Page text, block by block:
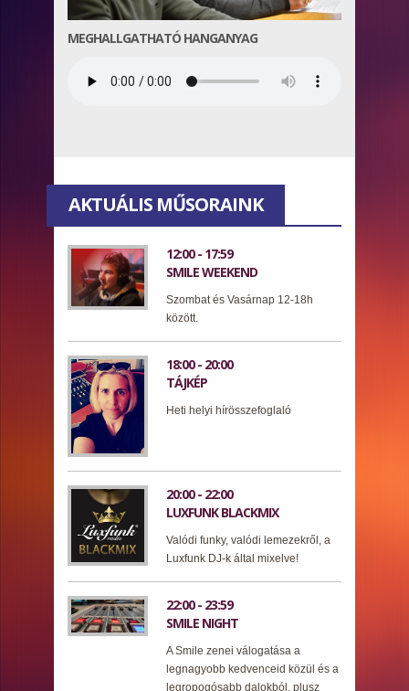
MEGHALLGATHATÓ HANGANYAG
AKTUÁLIS MŰSORAINK
12:00 - 17:59
SMILE WEEKEND
Szombat és Vasárnap 12-18h
között.
18:00 - 20:00
TÁJKÉP
Heti helyi hírösszefoglaló
20:00 - 22:00
LUXFUNK BLACKMIX
Valódi funky, valódi lemezekről, a
Luxfunk DJ-k által mixelve!
22:00 - 23:59
SMILE NIGHT
A Smile zenei válogatása a
legnagyobb kedvenceid közül és a
legropogósabb dalokból, plusz